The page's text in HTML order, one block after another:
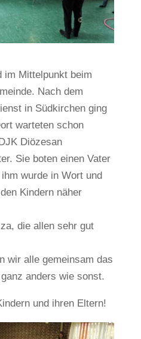
im Mittelpunkt beim
Nach dem
in Südkirchen ging
warteten schon
Diözesan
Sie boten einen Vater
wurde in Wort und
Kindern näher
die allen sehr gut
wir alle gemeinsam das
anders wie sonst.
und ihren Eltern!